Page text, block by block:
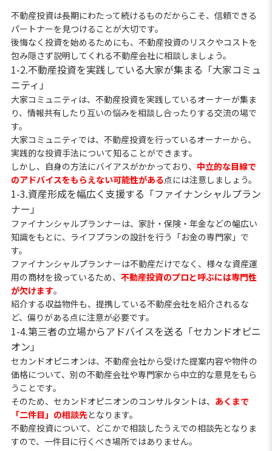
不動産投資は長期にわたって続けるものだからこそ、信頼できる
パートナーを見つけることが大切です。
後悔なく投資を始めるためにも、不動産投資のリスクやコストを
包み隠さず説明してくれる不動産会社に相談しましょう。
1-2.不動産投資を実践している大家が集まる「大家コミュ
ニティ」
大家コミュニティは、不動産投資を実践しているオーナーが集ま
り、情報共有したり互いの悩みを相談し合ったりする交流の場で
す。
大家コミュニティでは、不動産投資を行っているオーナーから、
実践的な投資手法について知ることができます。
しかし、自身の方法にバイアスがかかっており、 中立的な目線で
のアドバイスをもらえない可能性がある点には注意しましょう。
1-3.資産形成を幅広く支援する「ファイナンシャルプラン
ナー」
ファイナンシャルプランナーは、家計・保険・年金などの幅広い
知識をもとに、ライフプランの設計を行う「お金の専門家」で
す。
ファイナンシャルプランナーは不動産だけでなく、様々な資産運
用の商材を扱っているため、 不動産投資のプロと呼ぶには専門性
が欠けます。
紹介する収益物件も、提携している不動産会社を紹介されるな
ど、偏りがある点に注意が必要です。
1-4.第三者の立場からアドバイスを送る「セカンドオピニ
オン」
セカンドオピニオンは、不動産会社から受けた提案内容や物件の
価格について、別の不動産会社や専門家から中立的な意見をもら
うことです。
そのため、セカンドオピニオンのコンサルタントは、 あくまで
「二件目」の相談先となります。
不動産投資について、どこかで相談したうえでの相談先となりま
すので、一件目に行くべき場所ではありません。